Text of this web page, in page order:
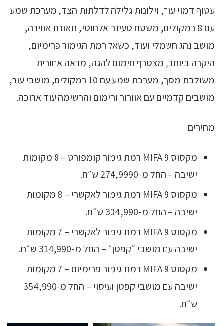
עטוף דמוי עור, וילונות גלילה לדלתות הצד, מערכת שמע
עם 8 רמקולים, משטח טעינה אלחוטי, תאורת אווירה,
מושב נהג חשמלי ועוד, כשאל רמת הגימור פרימיום,
היקרה ביותר, מצטרף חימום להגה, מראה אחורית
משולבת מסך, מערכת שמע עם 10 רמקולים, מושבי עור,
מושבים קדמיים עם אוורור וחימום והרשימה עוד ארוכה.
מחירים
מקסוס MIFA 9 רמת גימור קומפורט – 8 מקומות
ישיבה – החל מ-274,9990 ש״ח.
מקסוס MIFA 9 רמת גימור לאקשרי – 8 מקומות
ישיבה – החל מ-304,990 ש״ח.
מקסוס MIFA 9 רמת גימור לאקשרי – 7 מקומות
ישיבה עם מושבי ״קפטן״ – החל מ-314,990 ש״ח.
מקסוס MIFA 9 רמת גימור פרימיום – 7 מקומות
ישיבה עם מושבי קפטן ועיסוי – החל מ-354,990
ש״ח.